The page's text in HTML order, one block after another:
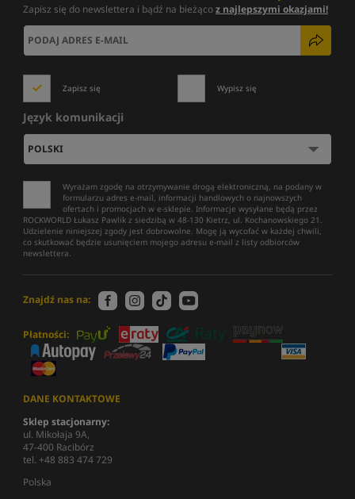
Zapisz się do newslettera i bądź na bieżącoz najlepszymi okazjami!
Zapisz się Wypisz się
Język komunikacji
Wyrażam zgodę na otrzymywanie drogą elektroniczną, na podany w
formularzu adres e-mail, informacji handlowych o najnowszych
ofertach i promocjach w e-sklepie. Informacje wysyłane będą przez
ROCKWORLD Łukasz Pawlik z siedzibą w 48-130 Kietrz, ul. Kochanowskiego 21.
Udzielenie niniejszej zgody jest dobrowolne. Mogę ją wycofać w każdej chwili,
co skutkować będzie usunięciem mojego adresu e-mail z listy odbiorców
newslettera.
Znajdź nas na:
Płatności:
DANE KONTAKTOWE
Sklep stacjonarny:
ul. Mikołaja 9A,
47-400 Racibórz
tel. +48 883 474 729
Polska